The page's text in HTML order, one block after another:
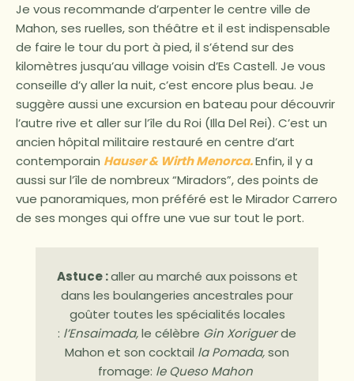
Je vous recommande d’arpenter le centre ville de
Mahon, ses ruelles, son théâtre et il est indispensable
de faire le tour du port à pied, il s’étend sur des
kilomètres jusqu’au village voisin d’Es Castell. Je vous
conseille d’y aller la nuit, c’est encore plus beau. Je
suggère aussi une excursion en bateau pour découvrir
l’autre rive et aller sur l’île du Roi (Illa Del Rei). C’est un
ancien hôpital militaire restauré en centre d’art
contemporain Hauser & Wirth Menorca.Enfin, il y a
aussi sur l’île de nombreux “Miradors”, des points de
vue panoramiques, mon préféré est le Mirador Carrero
de ses monges qui offre une vue sur tout le port.
Astuce :aller au marché aux poissons et
dans les boulangeries ancestrales pour
goûter toutes les spécialités locales
: l’Ensaimada,le célèbre Gin Xoriguerde
Mahon et son cocktail la Pomada,son
fromage: le Queso Mahon